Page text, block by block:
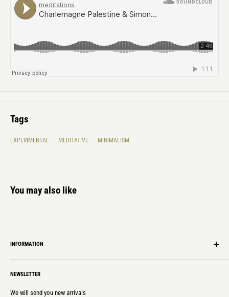
Tags
EXPERIMENTAL MEDITATIVE MINIMALISM
You may also like
INFORMATION
Shipping Info
Privacy policy
Laws & Regulations
NEWSLETTER
We will send you new arrivals